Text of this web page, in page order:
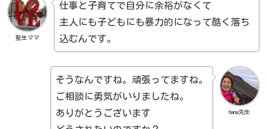
塾生ママ
仕事と子育てで自分に余裕がなくて
主人にも子どもにも暴力的になって酷く落ち
込むんです。
hana先生
そうなんですね。頑張ってますね。
ご相談に勇気がいりましたね。
ありがとうございます